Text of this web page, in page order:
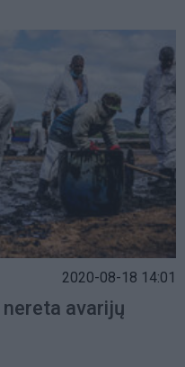
2020-08-18 14:01
avarijų